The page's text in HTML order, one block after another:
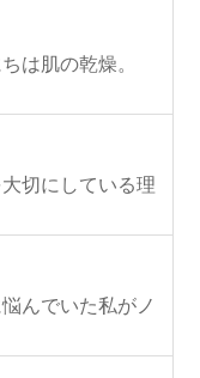
は肌の乾燥。
切にしている理
んでいた私がノ